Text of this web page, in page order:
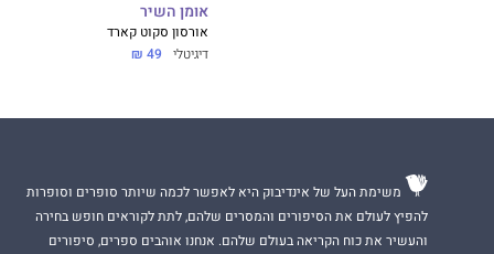
אומן השיר
אורסון סקוט קארד
דיגיטלי 49 ₪
משימת העל של אינדיבוק היא לאפשר לכמה שיותר סופרים וסופרות
להפיץ לעולם את הסיפורים והמסרים שלהם, לתת לקוראים חופש בחירה
והעשיר את כוח הקריאה בעולם שלהם. אנחנו אוהבים ספרים, סיפורים